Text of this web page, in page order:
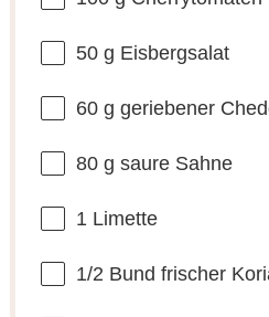
50 g Eisbergsalat
60 g geriebener
80 g saure Sahne
1Limette
1/2 Bund frischer